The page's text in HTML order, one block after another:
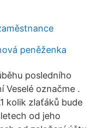
peněženka
posledního
Veselé označme .
kolik zlaťáků bude
od jeho